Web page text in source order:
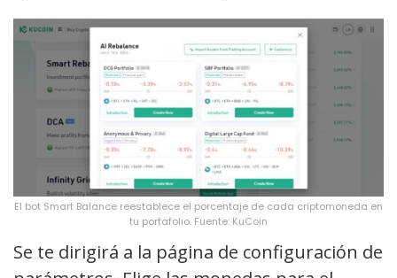
El bot Smart Balance reestablece el porcentaje de cada criptomoneda en
tu portafolio. Fuente: KuCoin
Se te dirigirá a la página de configuración de